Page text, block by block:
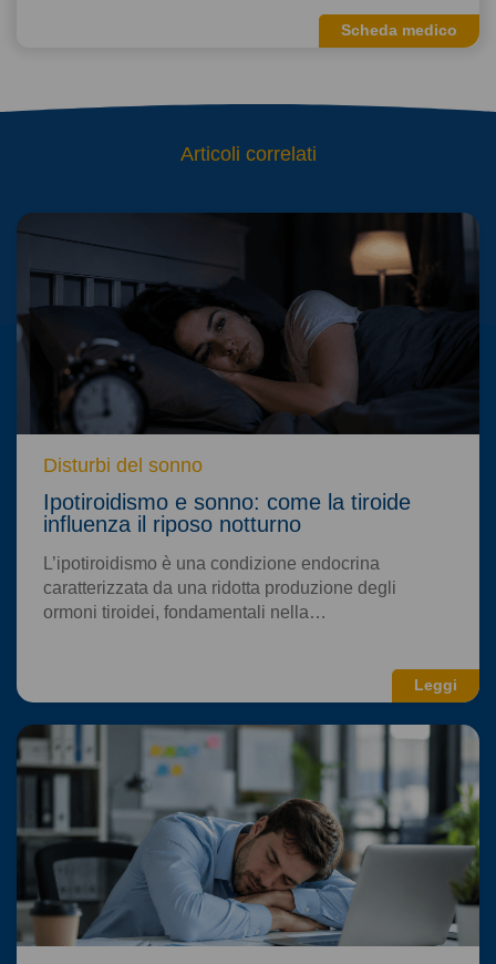
Scheda medico
Articoli correlati
Leggi
Disturbi del sonno
Ipotiroidismo e sonno: come la tiroide
influenza il riposo notturno
L’ipotiroidismo è una condizione endocrina
caratterizzata da una ridotta produzione degli
ormoni tiroidei, fondamentali nella…